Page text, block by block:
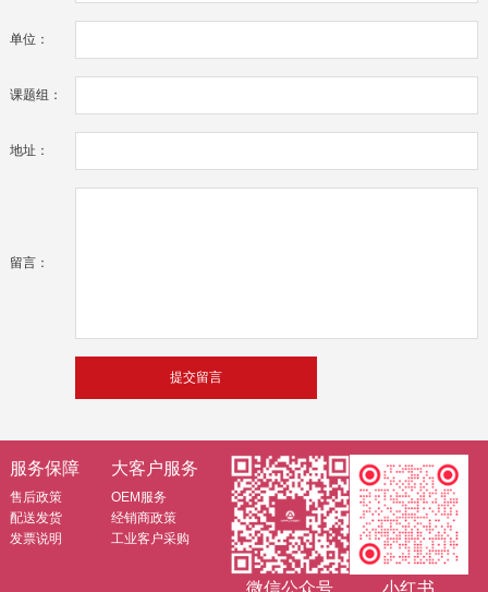
单位：
课题组：
地址：
留言：
服务保障
售后政策
配送发货
发票说明
大客户服务
OEM服务
经销商政策
工业客户采购
微信公众号 小红书